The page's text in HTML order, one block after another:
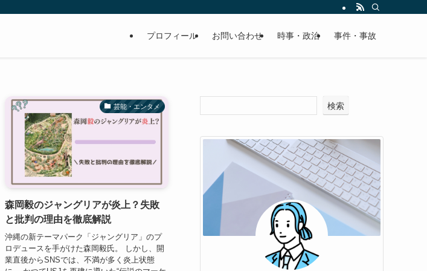
プロフィール お問い合わせ 時事・政治 事件・事故
芸能・エンタメ
森岡毅のジャングリアが炎上？失敗
と批判の理由を徹底解説
沖縄の新テーマパーク「ジャングリア」のプ
ロデュースを手がけた森岡毅氏。 しかし、開
業直後からSNSでは、不満が多く炎上状態
検索